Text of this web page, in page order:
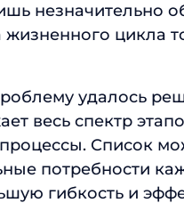
незначительно
цикла
удалось
весь спектр
Список
потребности
гибкость и